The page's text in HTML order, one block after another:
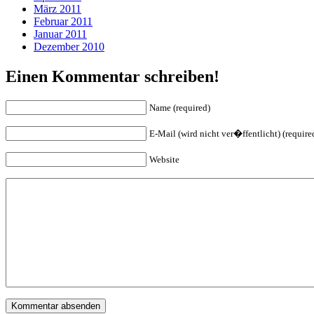
März 2011
Februar 2011
Januar 2011
Dezember 2010
Einen Kommentar schreiben!
Name (required)
E-Mail (wird nicht ver�ffentlicht)
Website